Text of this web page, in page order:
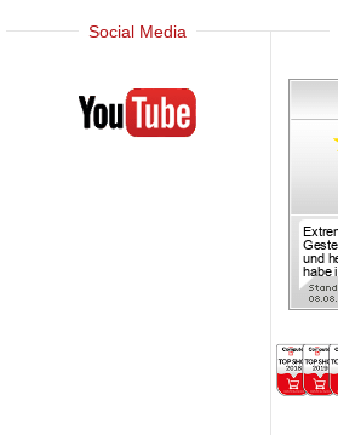
Social Media
Mediherz